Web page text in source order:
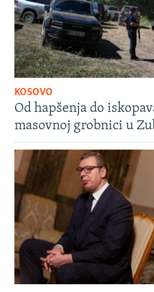
KOSOVO
Od hapšenja do
masovnoj grobnici u